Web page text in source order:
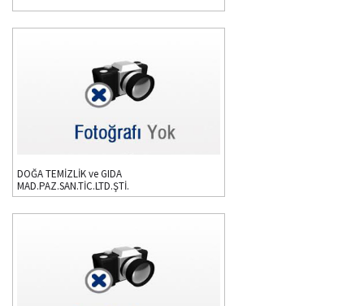
DOĞA TEMİZLİK ve GIDA
MAD.PAZ.SAN.TİC.LTD.ŞTİ.